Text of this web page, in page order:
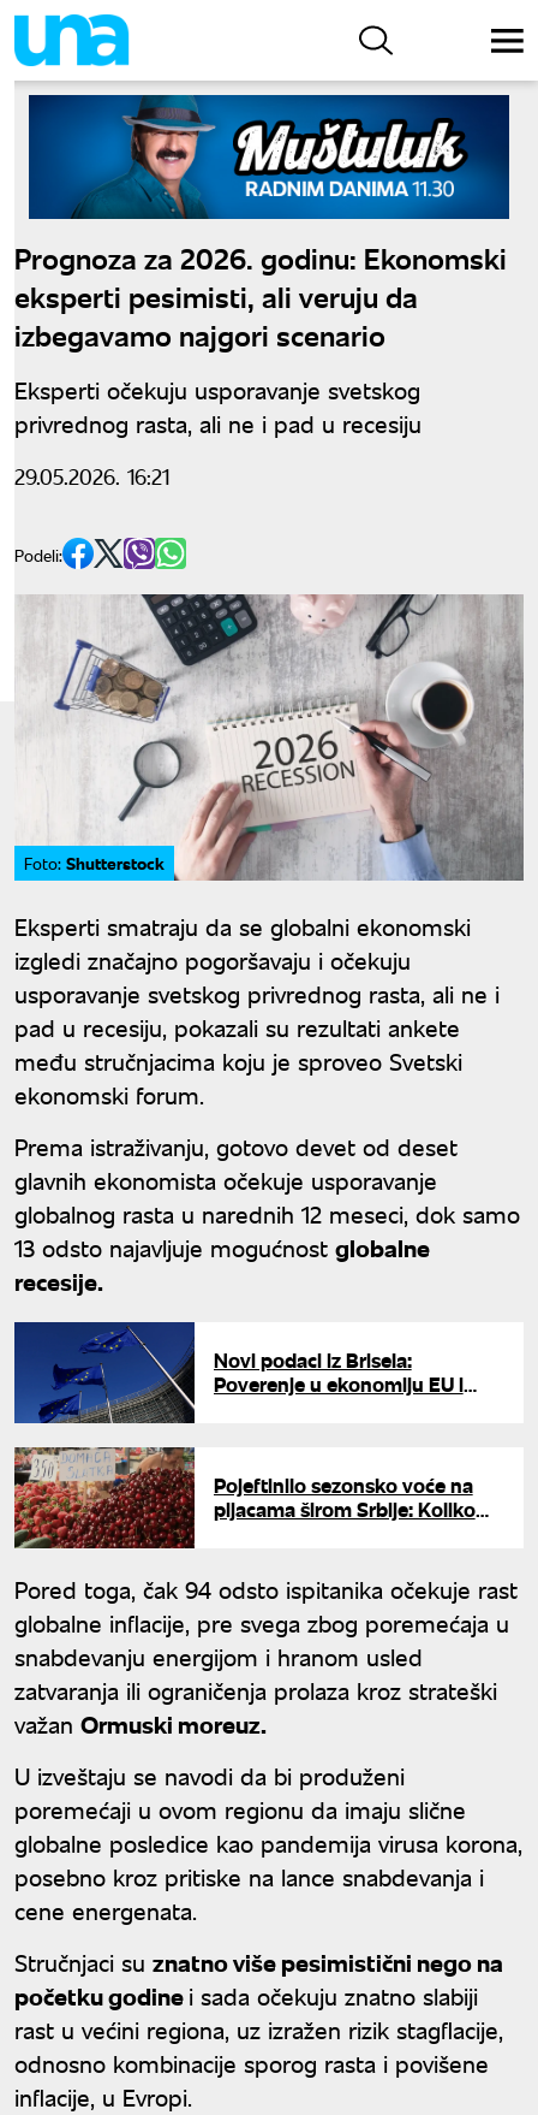
Prognoza za 2026. godinu: Ekonomski
eksperti pesimisti, ali veruju da
izbegavamo najgori scenario
Eksperti očekuju usporavanje svetskog
privrednog rasta, ali ne i pad u recesiju
29.05.2026. 16:21
Podeli:
Foto: Shutterstock
Eksperti smatraju da se globalni ekonomski
izgledi značajno pogoršavaju i očekuju
usporavanje svetskog privrednog rasta, ali ne i
pad u recesiju, pokazali su rezultati ankete
među stručnjacima koju je sproveo Svetski
ekonomski forum.
Prema istraživanju, gotovo devet od deset
glavnih ekonomista očekuje usporavanje
globalnog rasta u narednih 12 meseci, dok samo
13 odsto najavljuje mogućnost globalne
recesije.
Novi podaci iz Brisela:
Poverenje u ekonomiju EU i
Pojeftinilo sezonsko voće na
pijacama širom Srbije: Koliko
Pored toga, čak 94 odsto ispitanika očekuje rast
globalne inflacije, pre svega zbog poremećaja u
snabdevanju energijom i hranom usled
zatvaranja ili ograničenja prolaza kroz strateški
važan Ormuski moreuz.
U izveštaju se navodi da bi produženi
poremećaji u ovom regionu da imaju slične
globalne posledice kao pandemija virusa korona,
posebno kroz pritiske na lance snabdevanja i
cene energenata.
Stručnjaci su znatno više pesimistični nego na
početku godinei sada očekuju znatno slabiji
rast u većini regiona, uz izražen rizik stagflacije,
odnosno kombinacije sporog rasta i povišene
inflacije, u Evropi.